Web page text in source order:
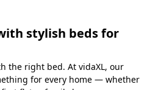
stylish beds for
the right bed. At vidaXL, our
for every home — whether